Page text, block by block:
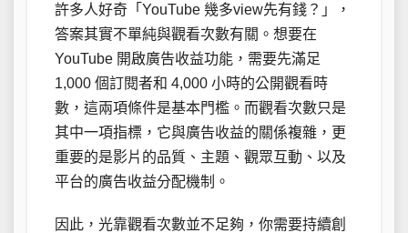
許多人好奇「YouTube 幾多view先有錢？」，
答案其實不單純與觀看次數有關。想要在
YouTube 開啟廣告收益功能，需要先滿足
1,000 個訂閱者和 4,000 小時的公開觀看時
數，這兩項條件是基本門檻。而觀看次數只是
其中一項指標，它與廣告收益的關係複雜，更
重要的是影片的品質、主題、觀眾互動、以及
平台的廣告收益分配機制。
因此，光靠觀看次數並不足夠，你需要持續創